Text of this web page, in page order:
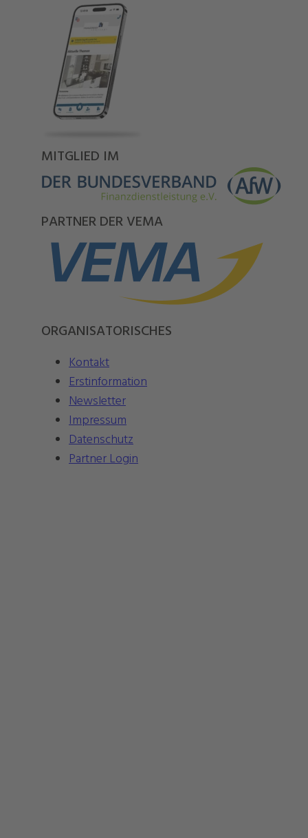
MITGLIED IM
PARTNER DER VEMA
ORGANISATORISCHES
Kontakt
Erstinformation
Newsletter
Impressum
Datenschutz
Partner Login